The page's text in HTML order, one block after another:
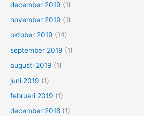
december 2019 (1)
november 2019 (1)
oktober 2019 (14)
september 2019 (1)
augusti 2019 (1)
juni 2019 (1)
februari 2019 (1)
december 2018 (1)